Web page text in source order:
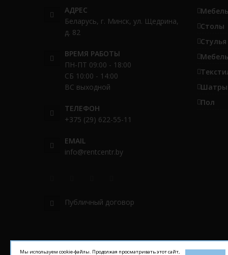
АДРЕС
Беларусь, г. Минск, ул. Щедрина,
д. 82
ВРЕМЯ РАБОТЫ
ПН-ПТ 09:00 - 18:00
СБ 10:00 - 14:00
ВС выходной
ТЕЛЕФОН
+375 (29) 622-55-11
EMAIL
info@rentcentr.by
Публичный договор
Мебель
Столы
Стулья
Шатры
Пол
Мы используем cookie-файлы. Продолжая просматривать этот сайт,